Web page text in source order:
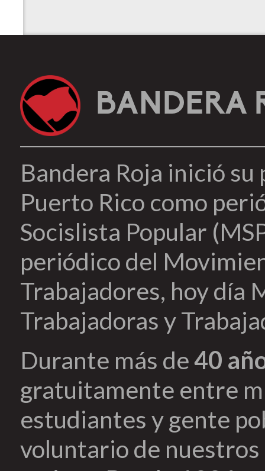
BANDERA
Bandera Roja inició
Puerto Rico como
Socislista Popular
periódico del
Trabajadores, hoy día
Trabajadoras y
Durante más de40
gratuitamente entre
estudiantes y gente
voluntario de